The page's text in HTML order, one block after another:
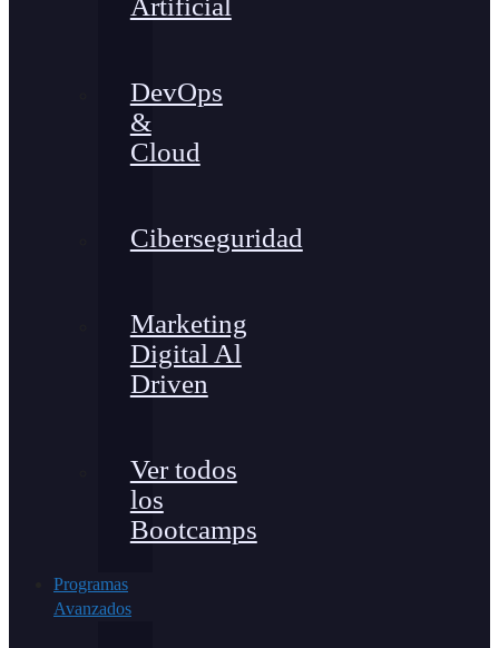
Artificial
DevOps
&
Cloud
Ciberseguridad
Marketing
Digital Al
Driven
Ver todos
los
Bootcamps
Programas
Avanzados